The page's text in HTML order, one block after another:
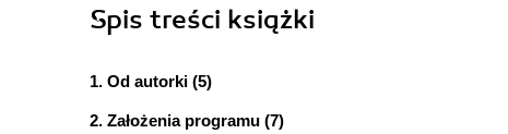
Spis treści książki
1. Od autorki (5)
2. Założenia programu (7)